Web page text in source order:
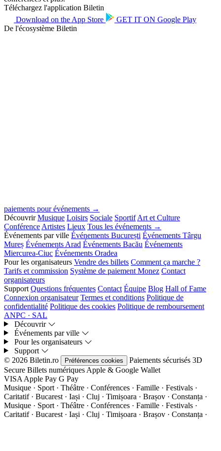
Téléchargez l'application Biletin
Download on the App Store GET IT ON Google Play
De l'écosystème Biletin
paiements pour événements →
Découvrir Musique Loisirs Sociale Sportif Art et Culture
Conférence Artistes Lieux Tous les événements →
Événements par ville Événements București Événements Târgu
Mureș Événements Arad Événements Bacău Événements
Miercurea-Ciuc Événements Oradea
Pour les organisateurs Vendre des billets Comment ça marche ?
Tarifs et commission Système de paiement Monez Contact
organisateurs
Support Questions fréquentes Contact Équipe Blog Hall of Fame
Connexion organisateur Termes et conditions Politique de
confidentialité Politique des cookies Politique de remboursement
ANPC · SAL
Découvrir
Événements par ville
Pour les organisateurs
Support
© 2026 Biletin.ro
Préférences cookies Paiements sécurisés 3D
Secure Billets numériques Apple & Google Wallet
VISA Apple Pay G Pay
Musique · Sport · Théâtre · Conférences · Famille · Festivals ·
Caritatif · Bucarest · Iași · Cluj · Timișoara · Brașov · Constanța ·
Musique · Sport · Théâtre · Conférences · Famille · Festivals ·
Caritatif · Bucarest · Iași · Cluj · Timișoara · Brașov · Constanța ·